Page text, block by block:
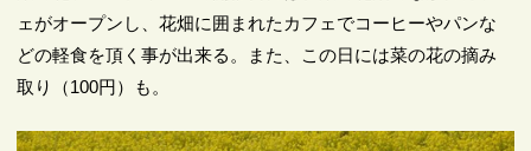
ェがオープンし、花畑に囲まれたカフェでコーヒーやパンな
どの軽食を頂く事が出来る。また、この日には菜の花の摘み
取り（100円）も。